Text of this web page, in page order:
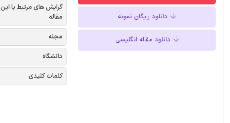
دانلود رایگان نمونه
دانلود مقاله انگلیسی
گرایش های مرتبط با این
مقاله
مجله
دانشگاه
کلمات کلیدی